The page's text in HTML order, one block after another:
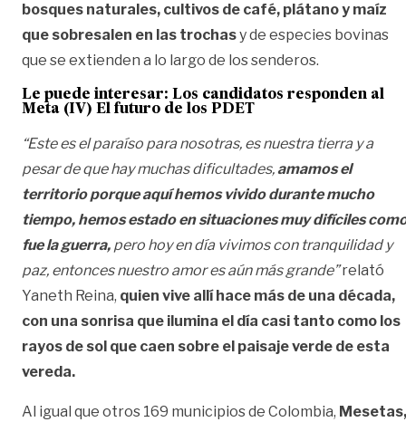
bosques naturales, cultivos de café, plátano y maíz
que sobresalen en las trochasy de especies bovinas
que se extienden a lo largo de los senderos.
Le puede interesar: Los candidatos responden al
Meta (IV) El futuro de los PDET
“Este es el paraíso para nosotras, es nuestra tierra y a
pesar de que hay muchas dificultades,amamos el
territorio porque aquí hemos vivido durante mucho
tiempo, hemos estado en situaciones muy difíciles
fue la guerra, pero hoy en día vivimos con tranquilidad y
paz, entonces nuestro amor es aún más grande”relató
Yaneth Reina, quien vive allí hace más de una década,
con una sonrisa que ilumina el día casi tanto como los
rayos de sol que caen sobre el paisaje verde de esta
vereda.
Al igual que otros 169 municipios de Colombia, Mesetas,